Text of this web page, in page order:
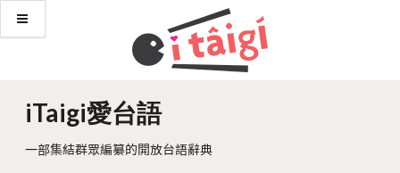
iTaigi愛台語
一部集結群眾編纂的開放台語辭典